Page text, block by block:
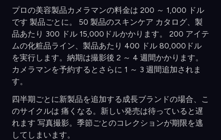
プロの美容製品カメラマンの料金は 200 ～ 1,000 ドル
です 製品ごとに。 50 製品のスキンケア カタログ、製
品あたり 300 ドル 15,000ドルかかります。 200 アイテ
ムの化粧品ライン、製品あたり 400 ドル 80,000ドル
を実行します。納期は撮影後 2 ～ 4 週間かかります。
カメラマンを予約するとさらに 1 ～ 3 週間追加されま
す。
四半期ごとに新製品を追加する成長ブランドの場合、こ
のサイクルは 痛くなる。新しい発売は待っていると遅
れます 写真撮影。季節ごとのコレクションが期限を逃
してしまいます。